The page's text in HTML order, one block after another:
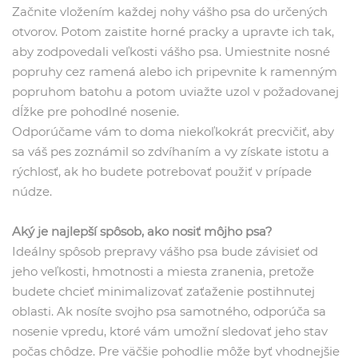
Začnite vložením každej nohy vášho psa do určených
otvorov. Potom zaistite horné pracky a upravte ich tak,
aby zodpovedali veľkosti vášho psa. Umiestnite nosné
popruhy cez ramená alebo ich pripevnite k ramenným
popruhom batohu a potom uviažte uzol v požadovanej
dĺžke pre pohodlné nosenie.
Odporúčame vám to doma niekoľkokrát precvičiť, aby
sa váš pes zoznámil so zdvíhaním a vy získate istotu a
rýchlosť, ak ho budete potrebovať použiť v prípade
núdze.
Aký je najlepší spôsob, ako nosiť môjho psa?
Ideálny spôsob prepravy vášho psa bude závisieť od
jeho veľkosti, hmotnosti a miesta zranenia, pretože
budete chcieť minimalizovať zaťaženie postihnutej
oblasti. Ak nosíte svojho psa samotného, ​​odporúča sa
nosenie vpredu, ktoré vám umožní sledovať jeho stav
počas chôdze. Pre väčšie pohodlie môže byť vhodnejšie